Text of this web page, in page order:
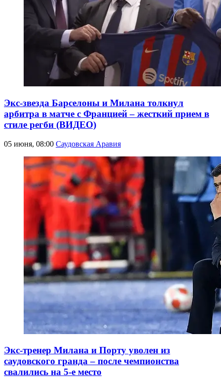
Экс-звезда Барселоны и Милана толкнул
арбитра в матче с Францией – жесткий прием в
стиле регби (ВИДЕО)
05 июня, 08:00 Саудовская Аравия
Экс-тренер Милана и Порту уволен из
саудовского гранда – после чемпионства
свалились на 5-е место